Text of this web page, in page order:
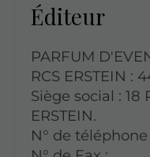
Éditeur
PARFUM
RCS ERSTEIN :
Siège social : 18
ERSTEIN.
N° de téléphone